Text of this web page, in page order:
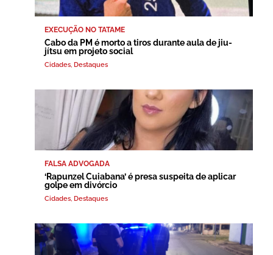
EXECUÇÃO NO TATAME
Cabo da PM é morto a tiros durante aula de jiu-
jítsu em projeto social
Cidades, Destaques
FALSA ADVOGADA
‘Rapunzel Cuiabana’ é presa suspeita de aplicar
golpe em divórcio
Cidades, Destaques